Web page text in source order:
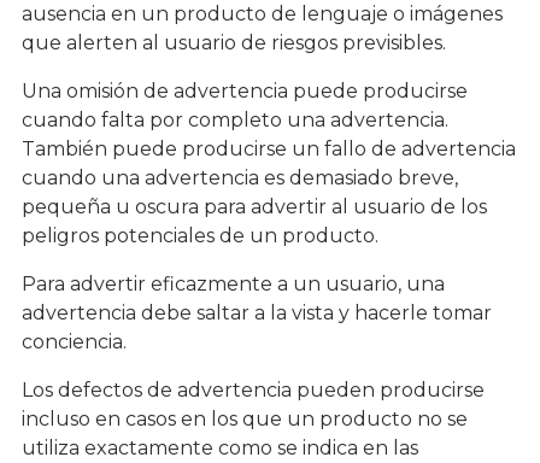
ausencia en un producto de lenguaje o imágenes
que alerten al usuario de riesgos previsibles.
Una omisión de advertencia puede producirse
cuando falta por completo una advertencia.
También puede producirse un fallo de advertencia
cuando una advertencia es demasiado breve,
pequeña u oscura para advertir al usuario de los
peligros potenciales de un producto.
Para advertir eficazmente a un usuario, una
advertencia debe saltar a la vista y hacerle tomar
conciencia.
Los defectos de advertencia pueden producirse
incluso en casos en los que un producto no se
utiliza exactamente como se indica en las